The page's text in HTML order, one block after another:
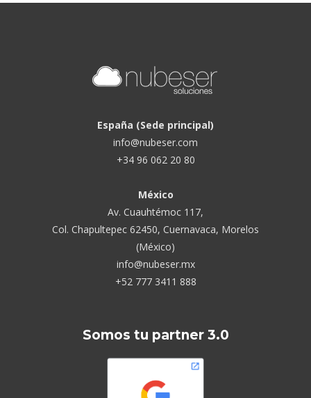
España (Sede principal)
info@nubeser.com
+34 96 062 20 80
México
Av. Cuauhtémoc 117,
Col. Chapultepec 62450, Cuernavaca, Morelos
(México)
info@nubeser.mx
+52 777 3411 888
Somos tu partner 3.0